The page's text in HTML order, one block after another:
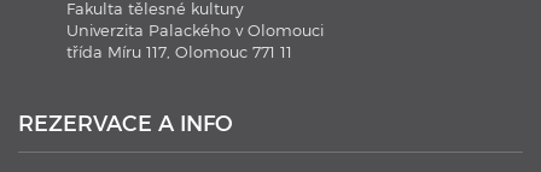
21. 1. 2020
technologií 2020
Fakulta tělesné kultury
Univerzita Palackého v Olomouci
třída Míru 117, Olomouc 771 11
REZERVACE A INFO